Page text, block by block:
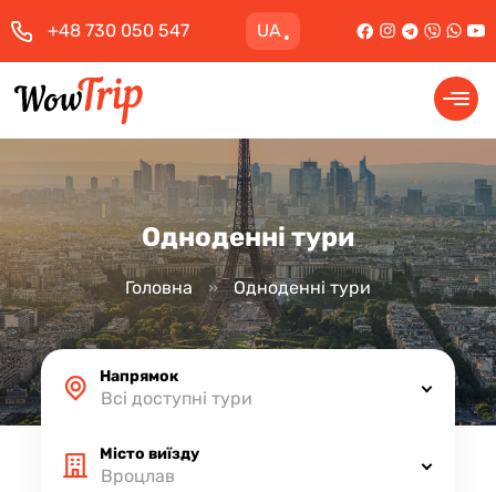
Одноденні тури
Головна Одноденні тури
Напрямок
Всі доступні тури
Місто виїзду
Вроцлав
+48 730 050 547 UA